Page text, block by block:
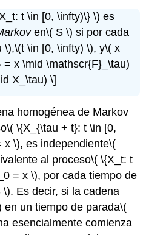
t \in [0, \infty)\} \) es
en\( S \) si por cada
\),\(t \in [0, \infty) \), y\( x
= x \mid \mathscr{F}_\tau)
X_\tau) \]
homogénea de Markov
\( \{X_{\tau + t}: t \in [0,
x \), es independiente\(
al proceso\( \{X_t: t
= x \), por cada tiempo de
\). Es decir, si la cadena
en un tiempo de parada\(
esencialmente comienza